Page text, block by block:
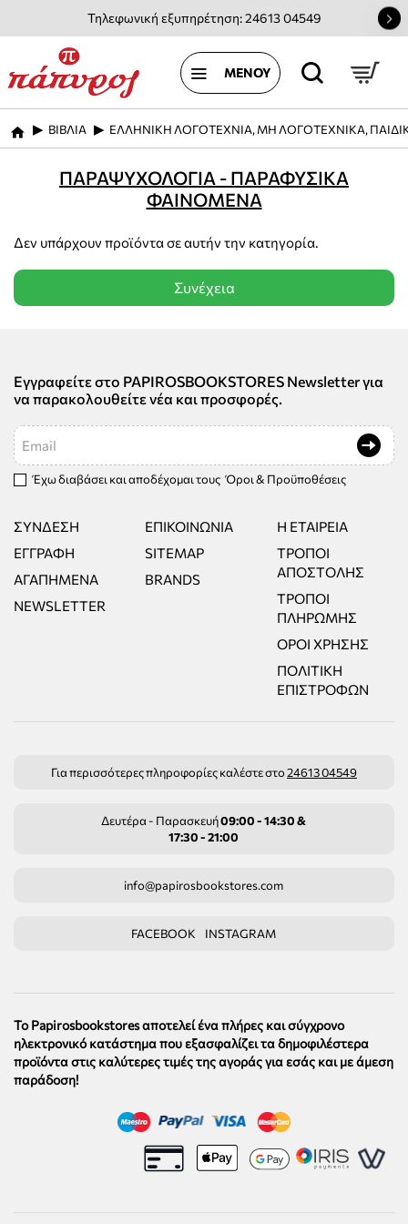
Τηλεφωνική εξυπηρέτηση: 24613 04549
home
ΒΙΒΛΙΑ ΕΛΛΗΝΙΚΗ ΛΟΓΟΤΕΧΝΙΑ, ΜΗ ΛΟΓΟΤΕΧΝΙΚΑ,
ΠΑΡΑΨΥΧΟΛΟΓΙΑ - ΠΑΡΑΦΥΣΙΚΑ
ΦΑΙΝΟΜΕΝΑ
Δεν υπάρχουν προϊόντα σε αυτήν την κατηγορία.
Συνέχεια
Εγγραφείτε στο PAPIROSBOOKSTORES Newsletter για
να παρακολουθείτε νέα και προσφορές.
Email
Έχω διαβάσει και αποδέχομαι τους Όροι & Προϋποθέσεις
ΣΎΝΔΕΣΗ
ΕΓΓΡΑΦΉ
ΑΓΑΠΗΜΈΝΑ
NEWSLETTER
ΕΠΙΚΟΙΝΩΝΊΑ
SITEMAP
BRANDS
Η ΕΤΑΙΡΕΊΑ
ΤΡΌΠΟΙ
ΑΠΟΣΤΟΛΉΣ
ΤΡΌΠΟΙ
ΠΛΗΡΩΜΉΣ
ΌΡΟΙ ΧΡΉΣΗΣ
ΠΟΛΙΤΙΚΉ
ΕΠΙΣΤΡΟΦΏΝ
Για περισσότερες πληροφορίες καλέστε στο24613 04549
Δευτέρα - Παρασκευή09:00 - 14:30 &
17:30 - 21:00
info@papirosbookstores.com
FACEBOOK INSTAGRAM
Το Papirosbookstores αποτελεί ένα πλήρες και σύγχρονο
ηλεκτρονικό κατάστημα που εξασφαλίζει τα δημοφιλέστερα
προϊόντα στις καλύτερες τιμές της αγοράς για εσάς και με άμεση
παράδοση!